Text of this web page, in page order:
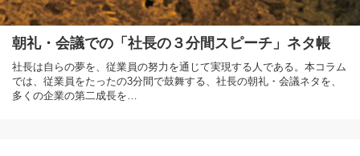
朝礼・会議での「社長の３分間スピーチ」ネタ帳
社長は自らの夢を、従業員の努力を通じて実現する人である。本コラム
では、従業員をたったの3分間で鼓舞する、社長の朝礼・会議ネタを、
多くの企業の第二成長を…